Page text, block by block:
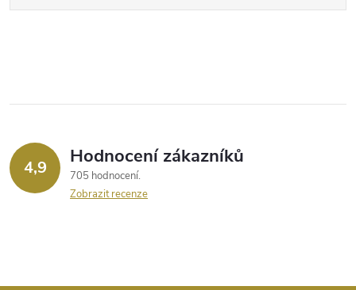
4,9 Hodnocení zákazníků
705 hodnocení
Zobrazit recenze